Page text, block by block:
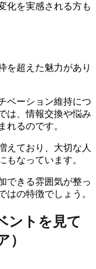
化を実感される方も
を超えた魅力があり
ベーション維持につ
は、情報交換や悩み
れるのです。
えており、大切な人
もなっています。
できる雰囲気が整っ
はの特徴でしょう。
ントを見て
）